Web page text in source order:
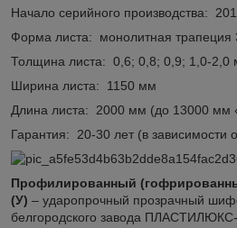
Начало серийного производства:
Форма листа: монолитная трапеция
Толщина листа: 0,6; 0,8; 0,9; 1,0-2,0
Ширина листа: 1150 мм
Длина листа: 2000 мм (до 13000 мм
Гарантия: 20-30 лет (в зависимости
Профилированный
(У) – ударопрочный прозрачный
белгородского завода